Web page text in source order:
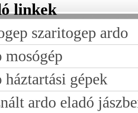
linkek
szaritogep ardo
gépek
ardo eladó